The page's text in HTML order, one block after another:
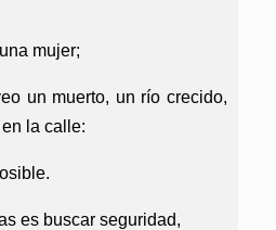
mujer;
un muerto, un río crecido,
la calle:
es buscar seguridad,